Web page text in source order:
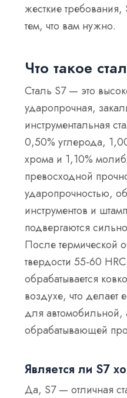
жесткие
тем, что вам нужно.
Что такое
Сталь S7 — это
ударопрочная,
инструментальная
0,50% углерода,
хрома и 1,10%
превосходной
ударопрочностью,
инструментов и
подвергаются
После термической
твердости 55-60
обрабатывается
воздухе, что
для автомобильной,
обрабатывающей
Является ли S7
Да, S7 — отличная